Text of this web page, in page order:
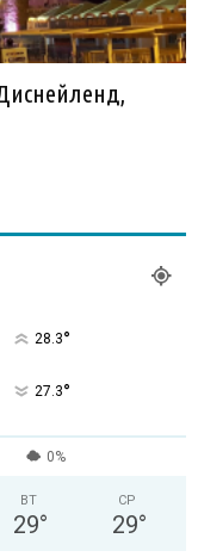
28.3°
27.3°
0%
ВТ
29°
СР
29°